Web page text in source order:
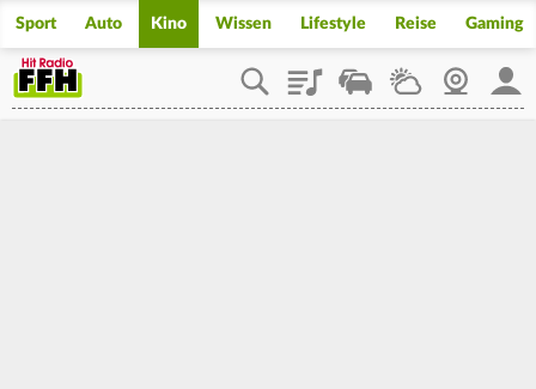
Sport Auto Kino Wissen Lifestyle Reise Gaming
PlaylistStaupilotWetterWebcam